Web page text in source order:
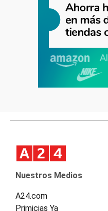
Nuestros Medios
A24.com
Primicias Ya